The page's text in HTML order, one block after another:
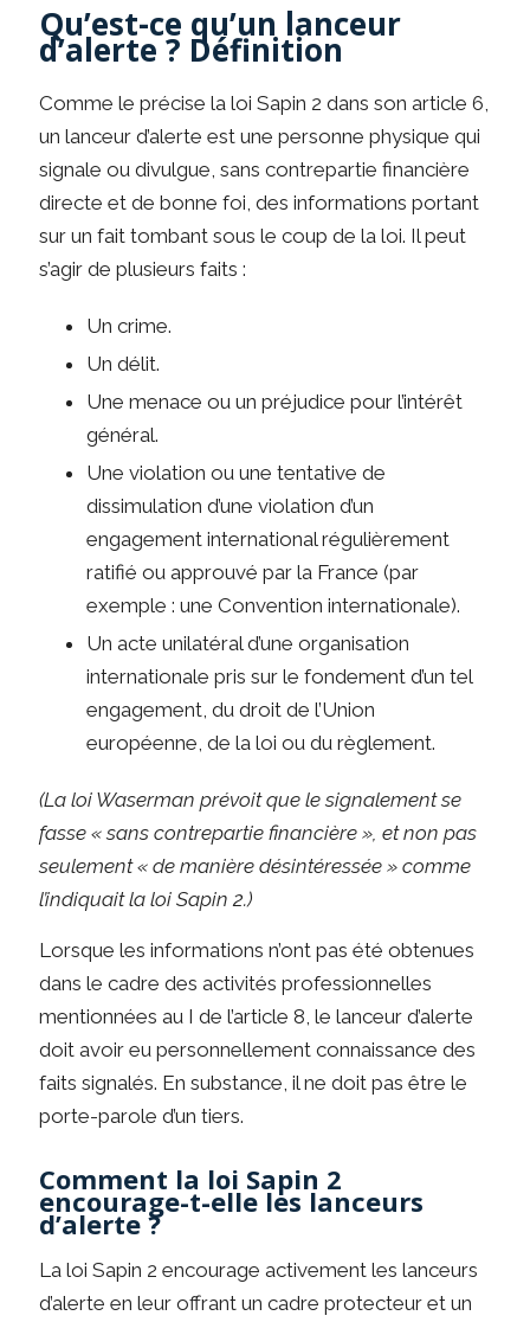
Qu’est-ce qu’un lanceur
d’alerte ? Définition
Comme le précise la loi Sapin 2 dans son article 6,
un lanceur d’alerte est une personne physique qui
signale ou divulgue, sans contrepartie financière
directe et de bonne foi, des informations portant
sur un fait tombant sous le coup de la loi. Il peut
s’agir de plusieurs faits :
Un crime.
Un délit.
Une menace ou un préjudice pour l’intérêt
général.
Une violation ou une tentative de
dissimulation d’une violation d’un
engagement international régulièrement
ratifié ou approuvé par la France (par
exemple : une Convention internationale).
Un acte unilatéral d’une organisation
internationale pris sur le fondement d’un tel
engagement, du droit de l’Union
européenne, de la loi ou du règlement.
(La loi Waserman prévoit que le signalement se
fasse « sans contrepartie financière », et non pas
seulement « de manière désintéressée » comme
l’indiquait la loi Sapin 2.)
Lorsque les informations n’ont pas été obtenues
dans le cadre des activités professionnelles
mentionnées au I de l’article 8, le lanceur d’alerte
doit avoir eu personnellement connaissance des
faits signalés. En substance, il ne doit pas être le
porte-parole d’un tiers.
Comment la loi Sapin 2
encourage-t-elle les lanceurs
d’alerte ?
La loi Sapin 2 encourage activement les lanceurs
d’alerte en leur offrant un cadre protecteur et un